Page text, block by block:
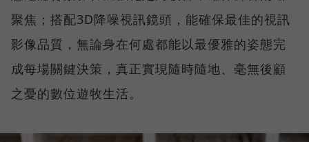
聚焦；搭配3D降噪視訊鏡頭，能確保最佳的視訊
影像品質，無論身在何處都能以最優雅的姿態完
成每場關鍵決策，真正實現隨時隨地、毫無後顧
之憂的數位遊牧生活。